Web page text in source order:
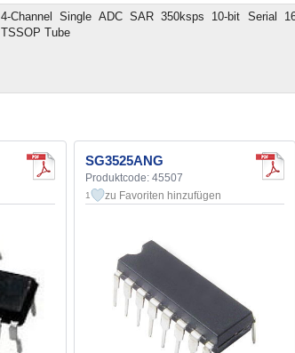
4-Channel Single ADC SAR 350ksps 10-bit Serial
TSSOP Tube
SG3525ANG
Produktcode: 45507
1 zu Favoriten hinzufügen